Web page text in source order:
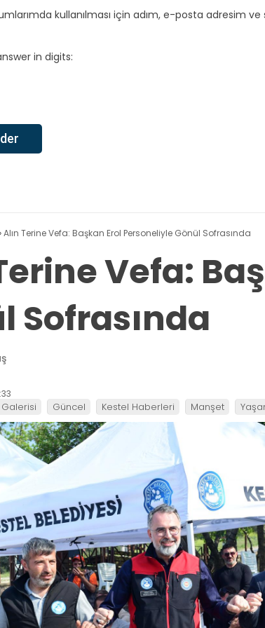
kullanılması için adım, e-posta adresim
in digits:
›Alın Terine Vefa: Başkan Erol Personeliyle Gönül Sofrasında
Vefa:
Sofrasında
Güncel Kestel Haberleri Manşet